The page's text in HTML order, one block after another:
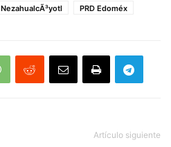
NezahualcÃ³yotl PRD Edoméx
Artículo siguiente